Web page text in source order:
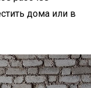
дома или в